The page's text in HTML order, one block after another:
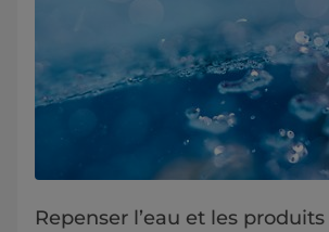
Repenser l’eau et les